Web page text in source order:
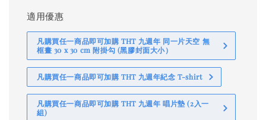
適用優惠
凡購買任一商品即可加購 THT 九週年 同一片天空 無
框畫 30 x 30 cm 附掛勾 (黑膠封面大小）
凡購買任一商品即可加購 THT 九週年紀念 T-shirt
凡購買任一商品即可加購 THT 九週年 唱片墊 (2入一
組)